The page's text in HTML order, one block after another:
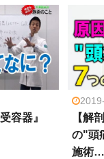
容器』
【解
の"頭
施術…